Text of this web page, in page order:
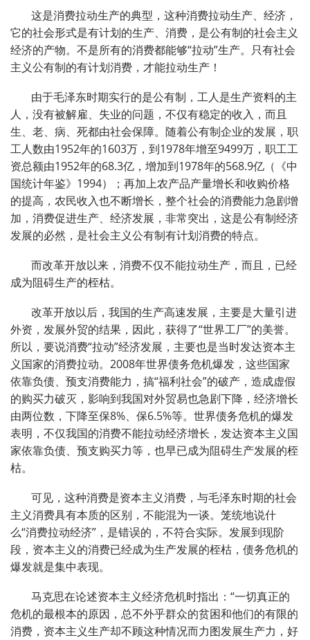
这是消费拉动生产的典型，这种消费拉动生产、经济，
它的社会形式是有计划的生产、消费，是公有制的社会主义
经济的产物。不是所有的消费都能够“拉动”生产。只有社会
主义公有制的有计划消费，才能拉动生产！
由于毛泽东时期实行的是公有制，工人是生产资料的主
人，没有被解雇、失业的问题，不仅有稳定的收入，而且
生、老、病、死都由社会保障。随着公有制企业的发展，职
工人数由1952年的1603万，到1978年增至9499万，职工工
资总额由1952年的68.3亿，增加到1978年的568.9亿（《中
国统计年鉴》1994）；再加上农产品产量增长和收购价格
的提高，农民收入也不断增长，整个社会的消费能力急剧增
加，消费促进生产、经济发展，非常突出，这是公有制经济
发展的必然，是社会主义公有制有计划消费的特点。
而改革开放以来，消费不仅不能拉动生产，而且，已经
成为阻碍生产的桎枯。
改革开放以后，我国的生产高速发展，主要是大量引进
外资，发展外贸的结果，因此，获得了“世界工厂”的美誉。
所以，要说消费“拉动”经济发展，主要也是当时发达资本主
义国家的消费拉动。2008年世界债务危机爆发，这些国家
依靠负债、预支消费能力，搞“福利社会”的破产，造成虚假
的购买力破灭，影响到我国对外贸易也急剧下降，经济增长
由两位数，下降至保8%、保6.5%等。世界债务危机的爆发
表明，不仅我国的消费不能拉动经济增长，发达资本主义国
家依靠负债、预支购买力等，也早已成为阻碍生产发展的桎
枯。
可见，这种消费是资本主义消费，与毛泽东时期的社会
主义消费具有本质的区别，不能混为一谈。笼统地说什
么“消费拉动经济”，是错误的，不符合实际。发展到现阶
段，资本主义的消费已经成为生产发展的桎枯，债务危机的
爆发就是集中表现。
马克思在论述资本主义经济危机时指出：“一切真正的
危机的最根本的原因，总不外乎群众的贫困和他们的有限的
消费，资本主义生产却不顾这种情况而力图发展生产力，好